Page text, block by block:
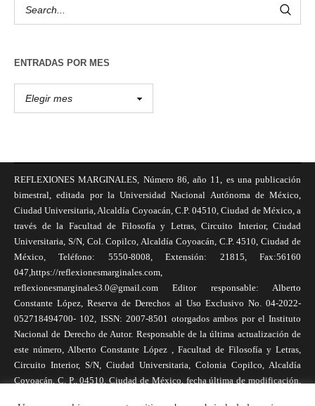
ENTRADAS POR MES
REFLEXIONES MARGINALES, Número 86, año 11, es una publicación
bimestral, editada por la Universidad Nacional Autónoma de México,
Ciudad Universitaria, Alcaldía Coyoacán, C.P. 04510, Ciudad de México, a
través de la Facultad de Filosofía y Letras, Circuito Interior, Ciudad
Universitaria, S/N, Col. Copilco, Alcaldía Coyoacán, C.P. 4510, Ciudad de
México, Teléfono: 5550-8008, Extensión: 21815, Fax:56160
047,https://reflexionesmarginales.com,
reflexionesmarginales3.0@gmail.com Editor responsable: Alberto
Constante López, Reserva de Derechos al Uso Exclusivo No. 04-2022-
052718494700- 102, ISSN: 2007-8501 otorgados ambos por el Instituto
Nacional de Derecho de Autor. Responsable de la última actualización de
este número, Alberto Constante López , Facultad de Filosofía y Letras,
Circuito Interior, S/N, Ciudad Universitaria, Colonia Copilco, Alcaldía
Coyoacán, C. P., 04510, Ciudad de México, fecha última de modificación,